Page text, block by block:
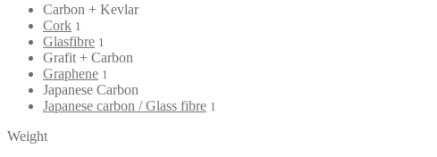
Carbon + Kevlar
Cork 1
Glasfibre 1
Grafit + Carbon
Graphene 1
Japanese Carbon
Japanese carbon / Glass fibre 1
Weight